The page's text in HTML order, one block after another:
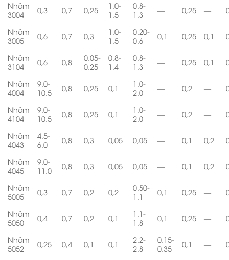
Nhôm
3004
0,3 0,7 0,25
1.0-
1.5
0.8-
1.3
— 0,25 —
Nhôm
3005
0,6 0,7 0,3
1.0-
1.5
0.20-
0.6
0,1 0,25 0,1
Nhôm
3104
0,6 0,8
0.05-
0.25
0.8-
1.4
0.8-
1.3
— 0,25 0,1
Nhôm
4004
9.0-
10.5
0,8 0,25 0,1
1.0-
2.0
— 0,2 —
Nhôm
4104
9.0-
10.5
0,8 0,25 0,1
1.0-
2.0
— 0,2 —
Nhôm
4043
4.5-
6.0
0,8 0,3 0,05 0,05 — 0,1 0,2
Nhôm
4045
9.0-
11.0
0,8 0,3 0,05 0,05 — 0,1 0,2
Nhôm
5005
0,3 0,7 0,2 0,2
0.50-
1.1
0,1 0,25 —
Nhôm
5050
0,4 0,7 0,2 0,1
1.1-
1.8
0,1 0,25 —
Nhôm
5052
0,25 0,4 0,1 0,1
2.2-
2.8
0.15-
0.35
0,1 —